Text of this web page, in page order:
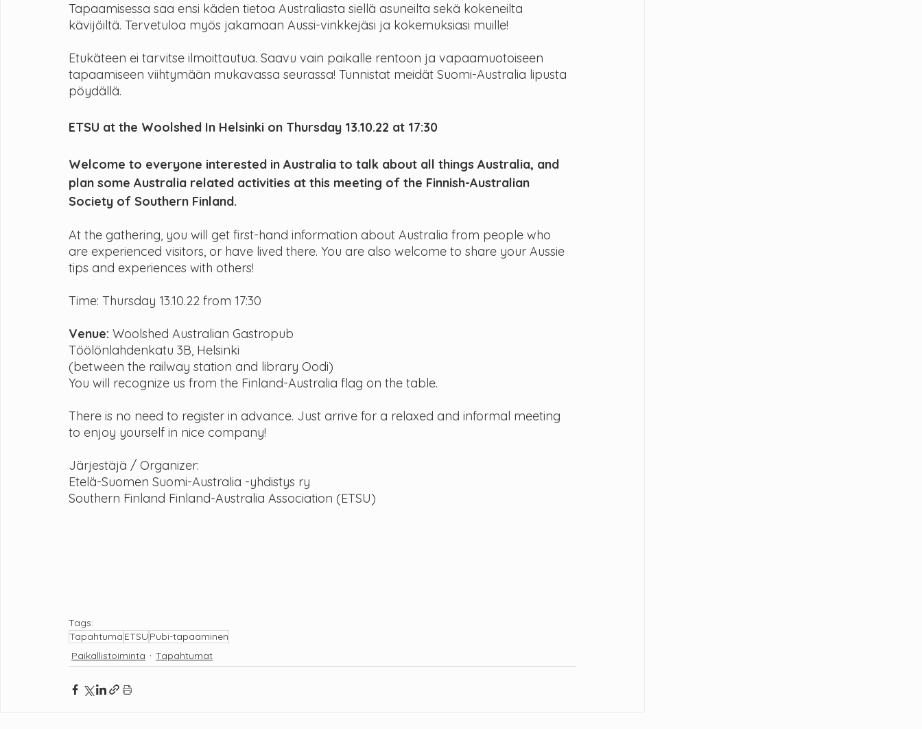
Tapaamisessa saa ensi käden tietoa Australiasta siellä asuneilta sekä kokeneilta
kävijöiltä. Tervetuloa myös jakamaan Aussi-vinkkejäsi ja kokemuksiasi muille!
Etukäteen ei tarvitse ilmoittautua. Saavu vain paikalle rentoon ja vapaamuotoiseen
tapaamiseen viihtymään mukavassa seurassa! Tunnistat meidät Suomi-Australia lipusta
pöydällä.
ETSU at the Woolshed In Helsinki on Thursday 13.10.22 at 17:30
Welcome to everyone interested in Australia to talk about all things Australia, and
plan some Australia related activities at this meeting of the Finnish-Australian
Society of Southern Finland.
At the gathering, you will get first-hand information about Australia from people who
are experienced visitors, or have lived there. You are also welcome to share your Aussie
tips and experiences with others!
Time: Thursday 13.10.22 from 17:30
Venue: Woolshed Australian Gastropub
Töölönlahdenkatu 3B, Helsinki
(between the railway station and library Oodi)
You will recognize us from the Finland-Australia flag on the table.
There is no need to register in advance. Just arrive for a relaxed and informal meeting
to enjoy yourself in nice company!
Järjestäjä / Organizer:
Etelä-Suomen Suomi-Australia -yhdistys ry
Southern Finland Finland-Australia Association (ETSU)
Tags:
Tapahtuma ETSU Pubi-tapaaminen
Paikallistoiminta
Tapahtumat